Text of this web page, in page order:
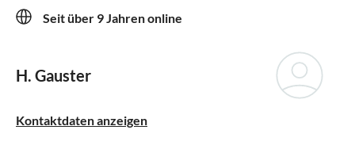
Seit über 9 Jahren online
H. Gauster
Kontaktdaten anzeigen